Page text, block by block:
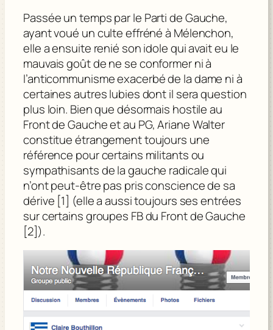
Passée un temps par le Parti de Gauche,
ayant voué un culte effréné à Mélenchon,
elle a ensuite renié son idole qui avait eu le
mauvais goût de ne se conformer ni à
l’anticommunisme exacerbé de la dame ni à
certaines autres lubies dont il sera question
plus loin. Bien que désormais hostile au
Front de Gauche et au PG, Ariane Walter
constitue étrangement toujours une
référence pour certains militants ou
sympathisants de la gauche radicale qui
n’ont peut-être pas pris conscience de sa
dérive [1] (elle a aussi toujours ses entrées
sur certains groupes FB du Front de Gauche
[2]).